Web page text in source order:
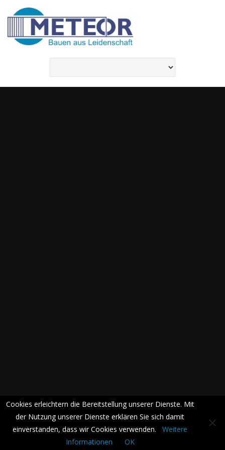
Cookies erleichtern die Bereitstellung unserer Dienste. Mit
der Nutzung unserer Dienste erklären Sie sich damit
einverstanden, dass wir Cookies verwenden.
Weitere
Informationen
OK